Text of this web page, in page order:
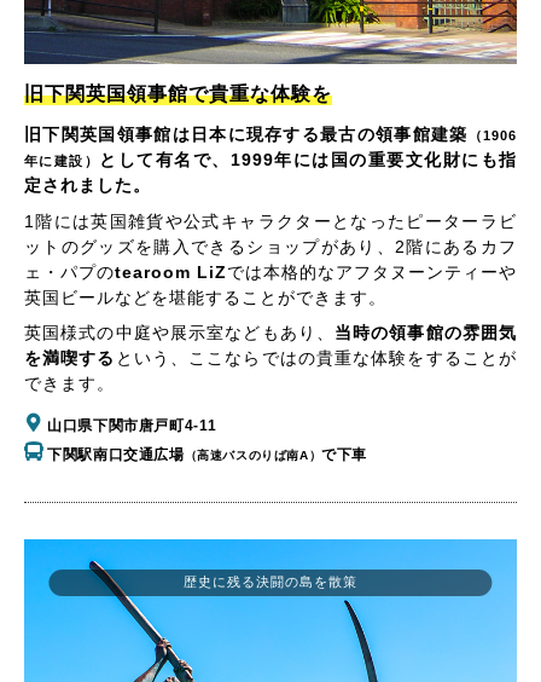
旧下関英国領事館で貴重な体験を
旧下関英国領事館は日本に現存する最古の領事館建築
（1906
年に建設）
として有名で、1999年には国の重要文化財にも指
定されました。
1階には英国雑貨や公式キャラクターとなったピーターラビ
ットのグッズを購入できるショップがあり、2階にあるカフ
ェ・パプのtearoom LiZでは本格的なアフタヌーンティーや
英国ビールなどを堪能することができます。
英国様式の中庭や展示室などもあり、 当時の領事館の雰囲気
を満喫する という、ここならではの貴重な体験をすることが
できます。
山口県下関市唐戸町4-11
下関駅南口交通広場 （高速バスのりば南A）で下車
歴史に残る決闘の島を散策